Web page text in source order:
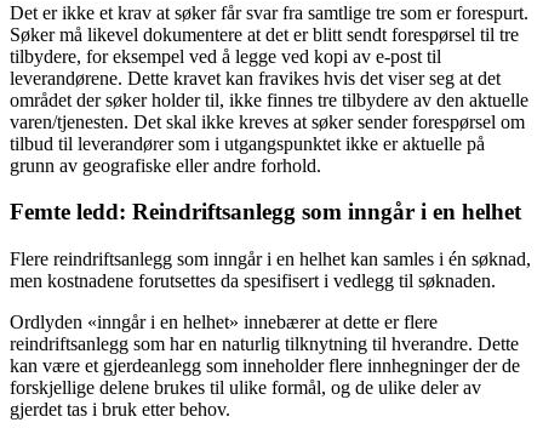
Det er ikke et krav at søker får svar fra samtlige tre som er forespurt.
Søker må likevel dokumentere at det er blitt sendt forespørsel til tre
tilbydere, for eksempel ved å legge ved kopi av e-post til
leverandørene. Dette kravet kan fravikes hvis det viser seg at det
området der søker holder til, ikke finnes tre tilbydere av den aktuelle
varen/tjenesten. Det skal ikke kreves at søker sender forespørsel om
tilbud til leverandører som i utgangspunktet ikke er aktuelle på
grunn av geografiske eller andre forhold.
Femte ledd: Reindriftsanlegg som inngår i en helhet
Flere reindriftsanlegg som inngår i en helhet kan samles i én søknad,
men kostnadene forutsettes da spesifisert i vedlegg til søknaden.
Ordlyden «inngår i en helhet» innebærer at dette er flere
reindriftsanlegg som har en naturlig tilknytning til hverandre. Dette
kan være et gjerdeanlegg som inneholder flere innhegninger der de
forskjellige delene brukes til ulike formål, og de ulike deler av
gjerdet tas i bruk etter behov.